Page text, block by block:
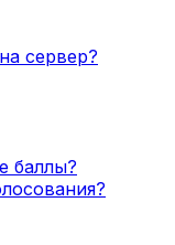
сервер?
баллы?